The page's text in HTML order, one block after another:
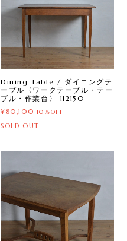
Dining Table / ダイニングテ
ーブル〈ワークテーブル・テー
ブル・作業台〉 112150
¥80,100 10%OFF
SOLD OUT